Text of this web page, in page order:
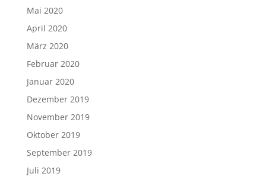
Mai 2020
April 2020
März 2020
Februar 2020
Januar 2020
Dezember 2019
November 2019
Oktober 2019
September 2019
Juli 2019